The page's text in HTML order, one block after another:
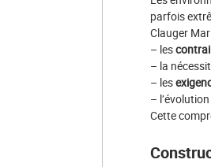
parfois
Clauger
– les
– la
– les
–
Cette